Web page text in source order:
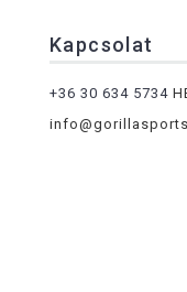
Kapcsolat
+36 30 634 5734